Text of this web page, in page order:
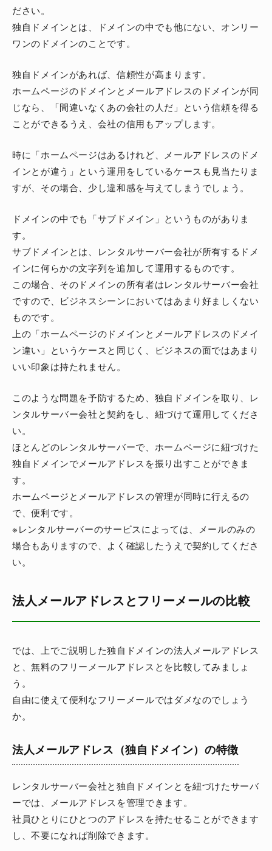
ださい。
独自ドメインとは、ドメインの中でも他にない、オンリー
ワンのドメインのことです。
独自ドメインがあれば、信頼性が高まります。
ホームページのドメインとメールアドレスのドメインが同
じなら、「間違いなくあの会社の人だ」という信頼を得る
ことができるうえ、会社の信用もアップします。
時に「ホームページはあるけれど、メールアドレスのドメ
インとが違う」という運用をしているケースも見当たりま
すが、その場合、少し違和感を与えてしまうでしょう。
ドメインの中でも「サブドメイン」というものがありま
す。
サブドメインとは、レンタルサーバー会社が所有するドメ
インに何らかの文字列を追加して運用するものです。
この場合、そのドメインの所有者はレンタルサーバー会社
ですので、ビジネスシーンにおいてはあまり好ましくない
ものです。
上の「ホームページのドメインとメールアドレスのドメイ
ン違い」というケースと同じく、ビジネスの面ではあまり
いい印象は持たれません。
このような問題を予防するため、独自ドメインを取り、レ
ンタルサーバー会社と契約をし、紐づけて運用してくださ
い。
ほとんどのレンタルサーバーで、ホームページに紐づけた
独自ドメインでメールアドレスを振り出すことができま
す。
ホームページとメールアドレスの管理が同時に行えるの
で、便利です。
※レンタルサーバーのサービスによっては、メールのみの
場合もありますので、よく確認したうえで契約してくださ
い。
法人メールアドレスとフリーメールの比較
では、上でご説明した独自ドメインの法人メールアドレス
と、無料のフリーメールアドレスとを比較してみましょ
う。
自由に使えて便利なフリーメールではダメなのでしょう
か。
法人メールアドレス（独自ドメイン）の特徴
レンタルサーバー会社と独自ドメインとを紐づけたサーバ
ーでは、メールアドレスを管理できます。
社員ひとりにひとつのアドレスを持たせることができます
し、不要になれば削除できます。